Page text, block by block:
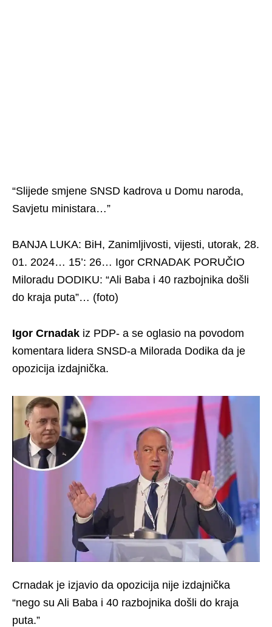
“Slijede smjene SNSD kadrova u Domu naroda,
Savjetu ministara…”
BANJA LUKA: BiH, Zanimljivosti, vijesti, utorak, 28.
01. 2024… 15’: 26… Igor CRNADAK PORUČIO
Miloradu DODIKU: “Ali Baba i 40 razbojnika došli
do kraja puta”… (foto)
Igor Crnadak iz PDP- a se oglasio na povodom
komentara lidera SNSD-a Milorada Dodika da je
opozicija izdajnička.
Crnadak je izjavio da opozicija nije izdajnička
“nego su Ali Baba i 40 razbojnika došli do kraja
puta.”